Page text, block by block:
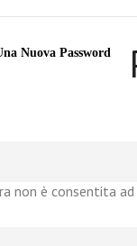
Nuova Password
non è consentita